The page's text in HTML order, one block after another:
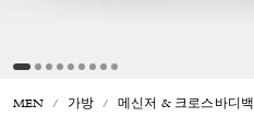
MEN 가방 메신저 & 크로스바디백